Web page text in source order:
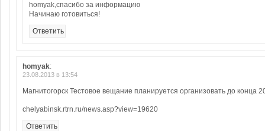
homyak,спасибо за информацию
Начинаю готовиться!
Ответить
homyak:
23.08.2013 в 13:54
Магнитогорск Тестовое вещание планируется организовать до конца
chelyabinsk.rtrn.ru/news.asp?view=19620
Ответить